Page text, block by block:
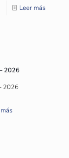
Leer más
2026
2026